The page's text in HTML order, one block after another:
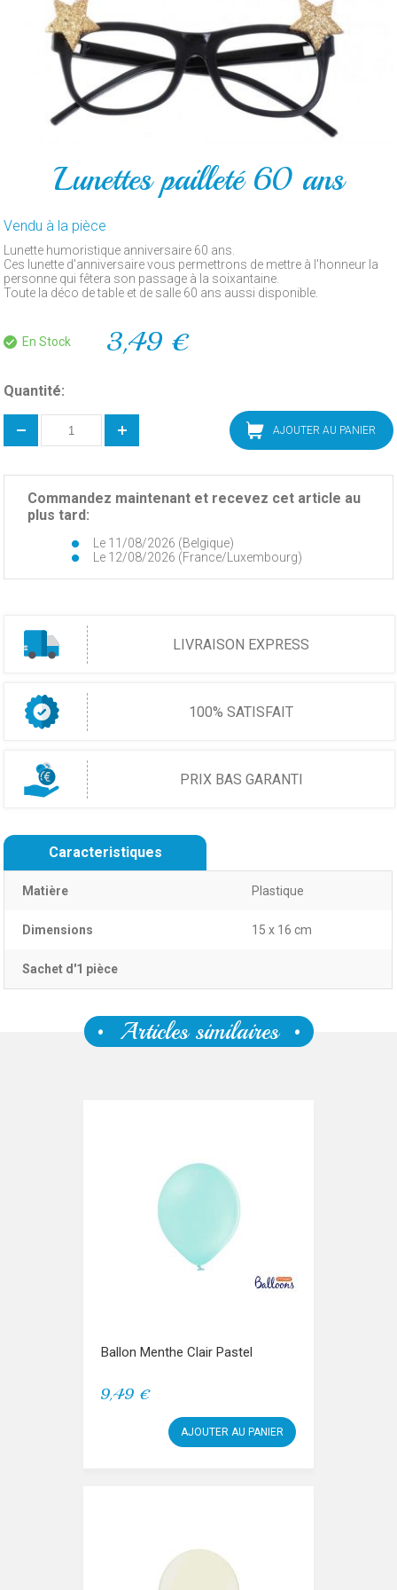
POUR
GATEAU
ARTICLE
Lunettes pailleté 60 ans
Vendu à la pièce
Lunette humoristique anniversaire 60 ans.
Ces lunette d'anniversaire vous permettrons de mettre à l'honneur la
personne qui fêtera son passage à la soixantaine.
Toute la déco de table et de salle 60 ans aussi disponible.
En Stock 3,49 €
Quantité:
AJOUTER AU PANIER
Commandez maintenant et recevez cet article au
plus tard:
Le 11/08/2026 (Belgique)
Le 12/08/2026 (France/Luxembourg)
LIVRAISON EXPRESS
100% SATISFAIT
PRIX BAS GARANTI
Caracteristiques
Matière Plastique
Dimensions 15 x 16 cm
Sachet d'1 pièce
Articles similaires
Ballon Menthe Clair Pastel
9,49 €
AJOUTER AU PANIER